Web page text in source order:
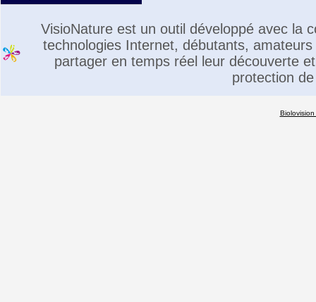
VisioNature est un outil développé avec la
technologies Internet, débutants,
partager en temps réel leur découverte
protection
Biolovision